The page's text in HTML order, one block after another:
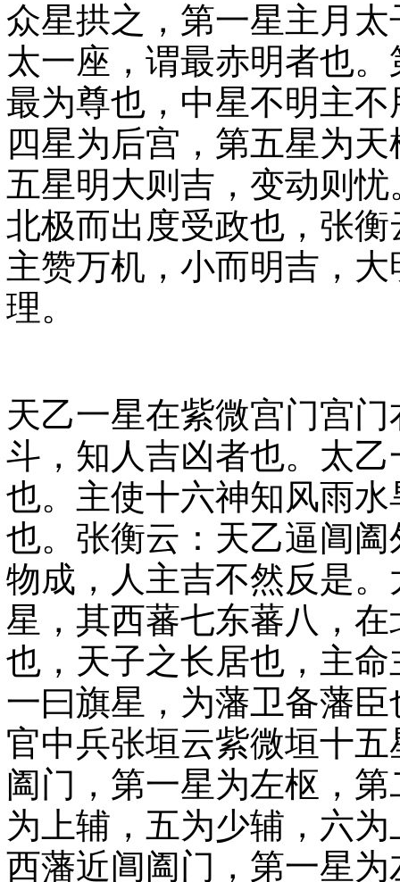
众星拱之，第一星主月
太一座，谓最赤明者也
最为尊也，中星不明主
四星为后宫，第五星为
五星明大则吉，变动则
北极而出度受政也，张
主赞万机，小而明吉，
理。
天乙一星在紫微宫门宫
斗，知人吉凶者也。太
也。主使十六神知风雨
也。张衡云：天乙逼阊
物成，人主吉不然反是
星，其西蕃七东蕃八，
也，天子之长居也，主
一曰旗星，为藩卫备藩
官中兵张垣云紫微垣十
阖门，第一星为左枢，
为上辅，五为少辅，六
西藩近阊阖门，第一星